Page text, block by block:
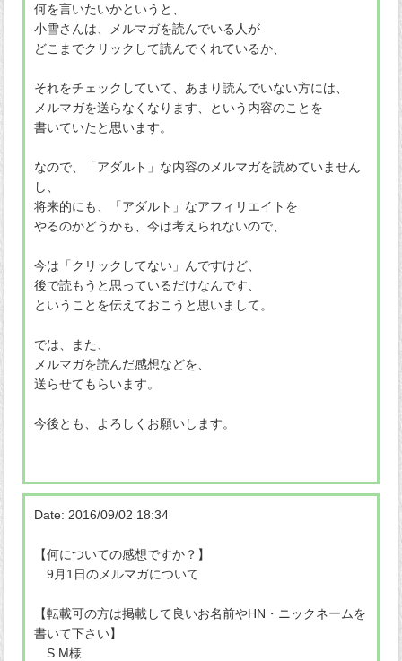
何を言いたいかというと、
小雪さんは、メルマガを読んでいる人が
どこまでクリックして読んでくれているか、
それをチェックしていて、あまり読んでいない方には、
メルマガを送らなくなります、という内容のことを
書いていたと思います。
なので、「アダルト」な内容のメルマガを読めていません
し、
将来的にも、「アダルト」なアフィリエイトを
やるのかどうかも、今は考えられないので、
今は「クリックしてない」んですけど、
後で読もうと思っているだけなんです、
ということを伝えておこうと思いまして。
では、また、
メルマガを読んだ感想などを、
送らせてもらいます。
今後とも、よろしくお願いします。
Date: 2016/09/02 18:34
【何についての感想ですか？】
9月1日のメルマガについて
【転載可の方は掲載して良いお名前やHN・ニックネームを
書いて下さい】
S.M様